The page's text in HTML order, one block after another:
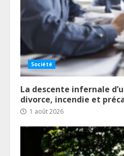
Société
La descente infernale
divorce, incendie et
1 août 2026